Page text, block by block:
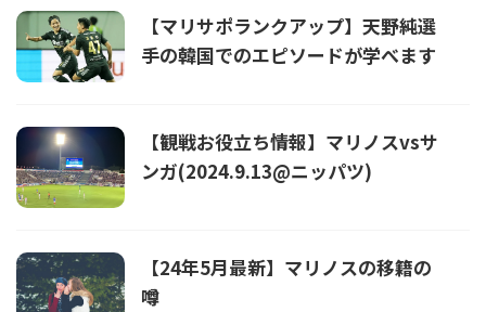
【マリサポランクアップ】天野純選
手の韓国でのエピソードが学べます
【観戦お役立ち情報】マリノスvsサ
ンガ(2024.9.13@ニッパツ)
【24年5月最新】マリノスの移籍の
噂